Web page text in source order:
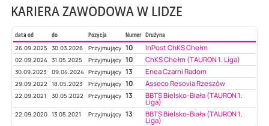
KARIERA ZAWODOWA W LIDZE
data od do Pozycja Numer Drużyna
26.09.2025
30.03.2026 Przyjmujący 10 InPost ChKS Chełm
02.09.2024 31.05.2025 Przyjmujący 10 ChKS Chełm (TAURON 1. Liga)
30.09.2023 09.04.2024 Przyjmujący 13 Enea Czarni Radom
29.09.2022 18.05.2023 Przyjmujący 10 Asseco Resovia Rzeszów
22.09.2021 30.05.2022 Przyjmujący 13 BBTS Bielsko-Biała (TAURON 1.
Liga)
22.09.2020 13.05.2021 Przyjmujący 13 BBTS Bielsko-Biała (TAURON 1.
Liga)